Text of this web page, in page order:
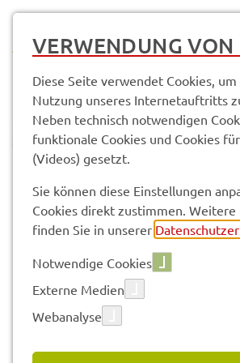
Vorle­sen
03.07.2026
VERWENDUNG VON
Diese Seite verwendet Cookies,
Nutzung unseres Internetauftritts
Neben technisch notwendigen
funktionale Cookies und Cookies
(Videos) gesetzt.
Sie können diese Einstellungen
Cookies direkt zustimmen.
finden Sie in unserer
Notwendige Cookies
Externe Medien
Webanalyse